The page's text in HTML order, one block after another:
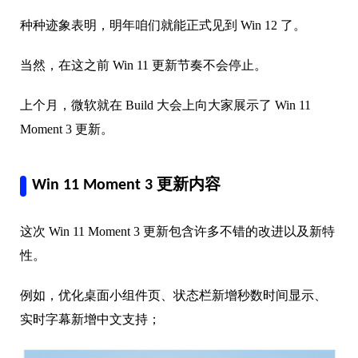
种种迹象表明，明年咱们就能正式见到 Win 12 了。
当然，在这之前 Win 11 更新节奏不会停止。
上个月，微软就在 Build 大会上向大家展示了 Win 11
Moment 3 更新。
Win 11 Moment 3 更新内容
这次 Win 11 Moment 3 更新包含许多不错的改进以及新特
性。
例如，优化桌面小组件页、状态栏新增秒数时间显示、
实时字幕新增中文支持；